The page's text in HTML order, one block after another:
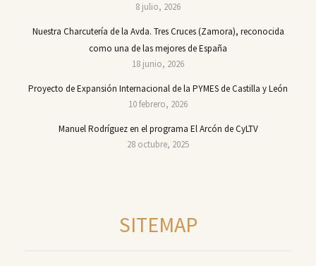
8 julio, 2026
Nuestra Charcutería de la Avda. Tres Cruces (Zamora), reconocida
como una de las mejores de España
18 junio, 2026
Proyecto de Expansión Internacional de la PYMES de Castilla y León
10 febrero, 2026
Manuel Rodríguez en el programa El Arcón de CyLTV
28 octubre, 2025
SITEMAP